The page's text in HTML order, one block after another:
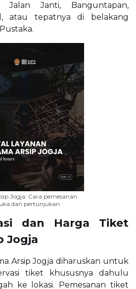
Jalan Janti, Banguntapan,
atau tepatnya di belakang
Jogja: Cara pemesanan
dan pertunjukan
dan Harga Tiket
Jogja
Arsip Jogja diharuskan untuk
tiket khususnya dahulu
ke lokasi. Pemesanan tiket